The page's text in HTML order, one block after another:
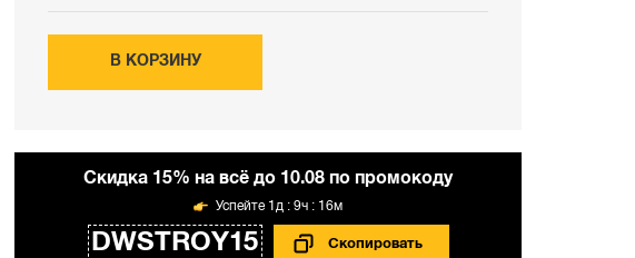
В КОРЗИНУ
Cкидка 15% на всё до 10.08 по промокоду
DWSTROY15
1д : 9ч : 16м